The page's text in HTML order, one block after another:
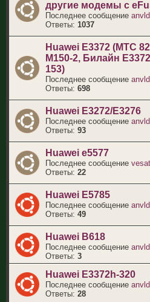
другие модемы с
Последнее сообщение
Ответы: 1037
Huawei E3372 (МТС
M150-2, Билайн
153)
Последнее сообщение
Ответы: 698
Huawei E3272/E3276
Последнее сообщение
Ответы: 93
Huawei e5577
Последнее сообщение
Ответы: 22
Huawei E5785
Последнее сообщение
Ответы: 49
Huawei B618
Последнее сообщение
Ответы: 3
Huawei E3372h-320
Последнее сообщение
Ответы: 28